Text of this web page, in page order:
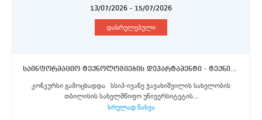
13/07/2026 - 15/07/2026
დასრულებული
საინფორმაციო ტექნოლოგიების დეპარტამენტი - ტექნიკური მხარდაჭერის განყოფილების წამყვანი სპეციალისტი (ორი საშტატო ერთეული)
კონკურსი გამოცხადდა სსიპ-ივანე ჯავახიშვილის სახელობის
თბილისის სახელმწიფო უნივერსიტეტის...
სრულად ნახვა